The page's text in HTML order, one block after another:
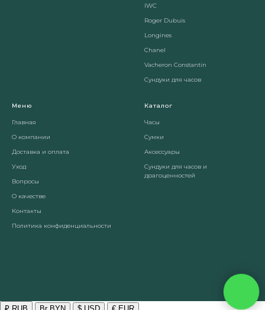
IWC
Roger Dubuis
Longines
Chanel
Vacheron Constantin
Сундуки для часов
Меню
Главная
О компании
Доставка и оплата
Уход
Вопросы
О качестве
Контакты
Политика конфиденциальности
Каталог
Часы
Сумки
Аксессуары
Сундуки для часов и
драгоценностей